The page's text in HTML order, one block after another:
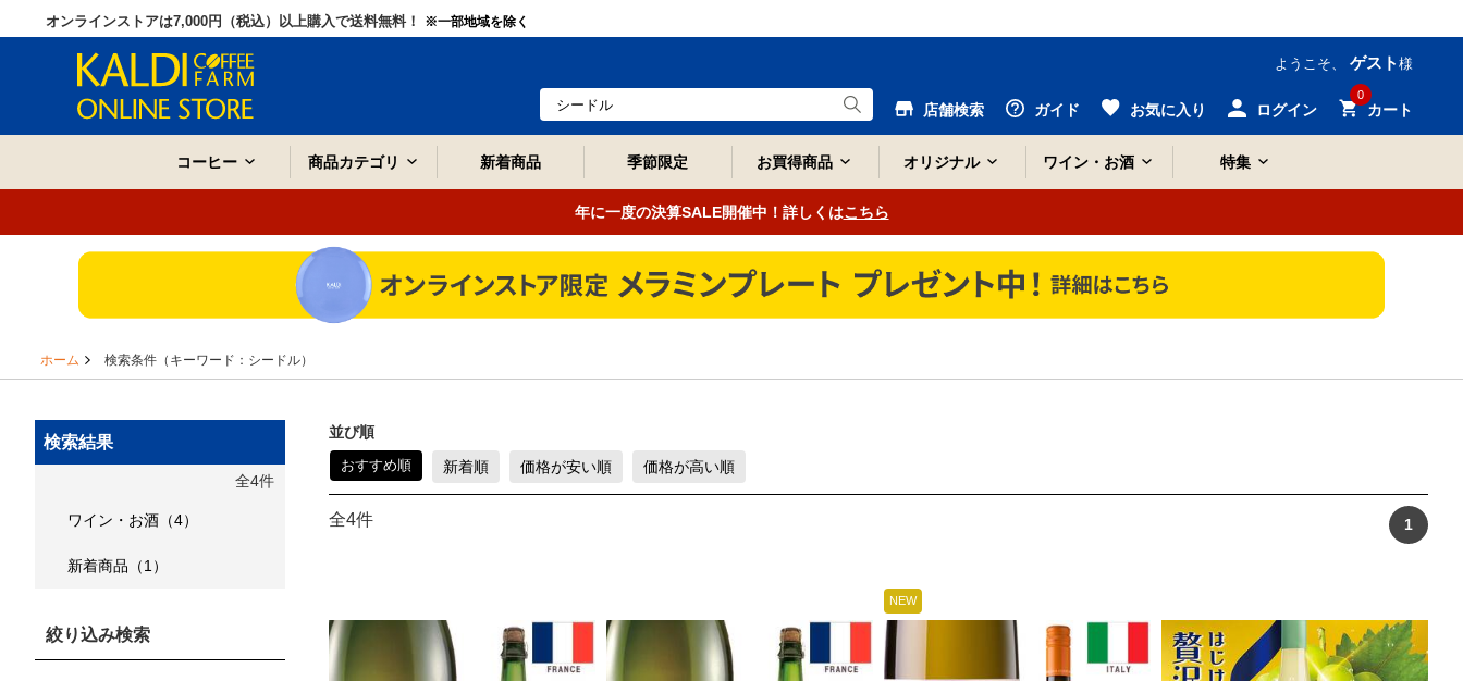
オンラインストアは7,000円（税込）以上購入で送料無料！ ※一部地域を除く
ようこそ、 ゲスト 様
店舗検索 ガイド お気に入り ログイン
0
カート
コーヒー 商品カテゴリ 新着商品 季節限定 お買得商品 オリジナル ワイン・お酒 特集
年に一度の決算SALE開催中！詳しくはこちら
ホーム 検索条件（キーワード：シードル）
並び順
おすすめ順 新着順 価格が安い順 価格が高い順
全4件 1
NEW
検索結果
全4件
ワイン・お酒（4）
新着商品（1）
絞り込み検索